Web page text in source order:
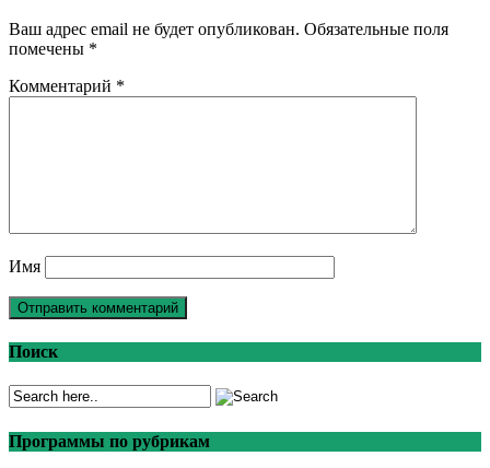
Ваш адрес email не будет опубликован. Обязательные поля
помечены *
Комментарий *
Имя
Поиск
Программы по рубрикам